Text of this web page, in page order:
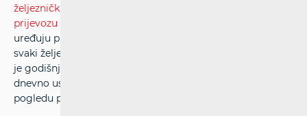
željezničkih usluga i zaštiti prava putnika u željezničkom
prijevozu (NN br.104/17)
uređuju prava putnika. Također Uredba 782 propisuje da
svaki željeznički prijevoznik i svaki upravitelj kolodvora čiji
je godišnji prosječni promet veći od 10 000 putnika
dnevno uspostavlja mehanizam za rješavanje pritužbi u
pogledu prava i obveza.